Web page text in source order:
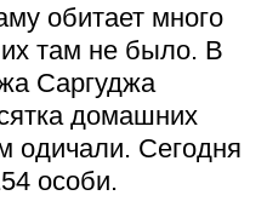
обитает много
там не было. В
Саргуджа
домашних
одичали. Сегодня
особи.